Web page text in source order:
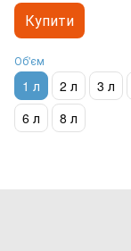
Купити
Об'єм
1 л 2 л 3 л
6 л
8 л